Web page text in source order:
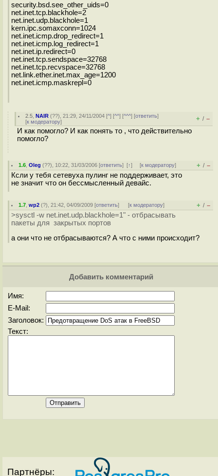
security.bsd.see_other_uids=0
net.inet.tcp.blackhole=2
net.inet.udp.blackhole=1
kern.ipc.somaxconn=1024
net.inet.icmp.drop_redirect=1
net.inet.icmp.log_redirect=1
net.inet.ip.redirect=0
net.inet.tcp.sendspace=32768
net.inet.tcp.recvspace=32768
net.link.ether.inet.max_age=1200
net.inet.icmp.maskrepl=0
2.5 ,NAIR (??), 21:29, 24/11/2004 [^] [^^] [^^^] [ответить]
[к модератору] + / –
И как помогло? И как понять то , что действительно
помогло?
1.6 ,Oleg (??), 10:22, 31/03/2006 [ответить][↑] [к модератору] + / –
Ксли у тебя сетевуха пулинг не поддерживает, это
не значит что он бессмысленный девайс.
1.7 ,wp2 (?), 21:42, 04/09/2009 [ответить] [к модератору] + / –
>sysctl -w net.inet.udp.blackhole=1" - отбрасывать
пакеты для закрытых портов
а они что не отбрасываются? А что с ними происходит?
Добавить комментарий
Имя:
E-Mail:
Заголовок:
Текст:
Партнёры: